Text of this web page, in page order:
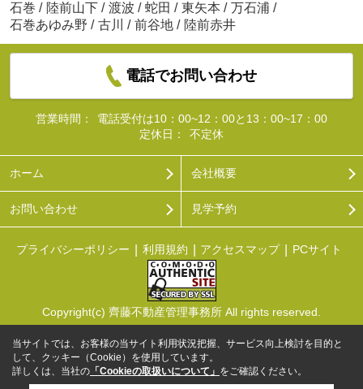
石巻 / 陸前山下 / 渡波 / 蛇田 / 東矢本 / 万石浦 /
石巻あゆみ野 / 古川 / 前谷地 / 陸前赤井
電話でお問い合わせ
営業時間：
電話受付は10：00~12：00と13：00~17：00
定休日：
不定休
ホーム 会社概要
お問い合わせ 見学予約
プライバシーポリシー 利用規約 アクセスマップ PCサイト
Copyright(c) 齊藤不動産管理事務所 All rights reserved.
当サイトでは、お客様の当サイト利用状況把握、サービス向上検討を目的と
して、クッキー（Cookie）を使用しています。
詳しくは、当社の 「Cookieの取扱いについて」 をご確認ください。